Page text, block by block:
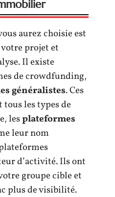
aurez choisie est
projet et
Il existe
de crowdfunding,
généralistes. Ces
les types de
lesplateformes
leur nom
d’activité. Ils ont
groupe cible et
plus de visibilité.